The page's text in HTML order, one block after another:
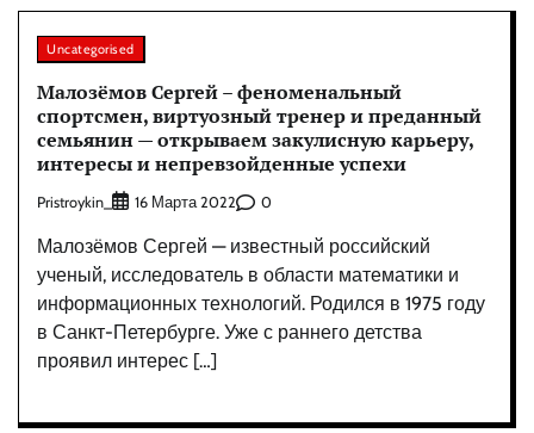
Uncategorised
Малозёмов Сергей – феноменальный
спортсмен, виртуозный тренер и преданный
семьянин — открываем закулисную карьеру,
интересы и непревзойденные успехи
Pristroykin_ 16 Марта 2022 0
Малозёмов Сергей — известный российский
ученый, исследователь в области математики и
информационных технологий. Родился в 1975 году
в Санкт-Петербурге. Уже с раннего детства
проявил интерес […]